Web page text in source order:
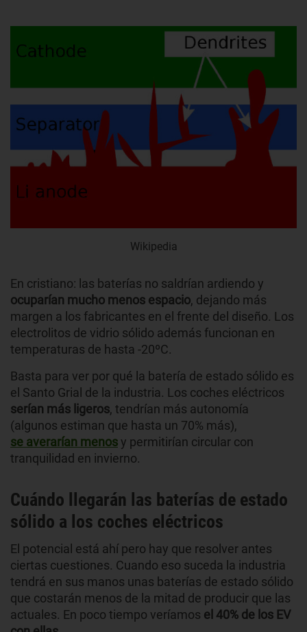
Wikipedia
En cristiano: las baterías no saldrían ardiendo y
ocuparían mucho menos espacio, dejando más
margen a los fabricantes en el frente del diseño. Los
electrolitos de vidrio sólido además funcionan en
temperaturas de hasta -20ºC.
Basta para ver por qué la batería de estado sólido es
el Santo Grial de la industria. Los coches eléctricos
serían más ligeros, tendrían más autonomía
(algunos estiman que hasta un 70% más),
se averarían menosy permitirían circular con
tranquilidad en invierno.
Cuándo llegarán las baterías de estado
sólido a los coches eléctricos
El potencial está ahí pero hay que resolver antes
ciertas cuestiones. Cuando eso suceda la industria
tendrá en sus manos unas baterías de estado sólido
que costarán menos de la mitad de producir que las
actuales. En poco tiempo veríamos el 40% de los EV